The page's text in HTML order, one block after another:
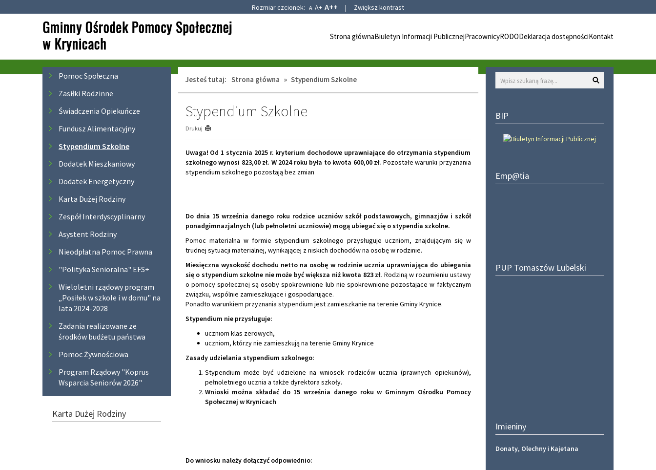
Rozmiar czcionek: A A+ A++ | Zwiększ kontrast
Strona głównaBiuletyn Informacji PublicznejPracownicyRODODeklaracja dostępnościKontakt
MenuPomoc Społeczna
Zasiłki Rodzinne
Świadczenia Opiekuńcze
Fundusz Alimentacyjny
Stypendium Szkolne
Dodatek Mieszkaniowy
Dodatek Energetyczny
Karta Dużej Rodziny
Zespół Interdyscyplinarny
Asystent Rodziny
Nieodpłatna Pomoc Prawna
"Polityka Senioralna" EFS+
Wieloletni rządowy program
„Posiłek w szkole i w domu" na
lata 2024-2028
Zadania realizowane ze
środków budżetu państwa
Pomoc Żywnościowa
Program Rządowy "Koprus
Wsparcia Seniorów 2026"
Karta Dużej Rodziny
Jesteś tutaj: Strona główna » Stypendium Szkolne
Stypendium Szkolne
Drukuj
Uwaga! Od 1 stycznia 2025 r. kryterium dochodowe uprawniające do otrzymania stypendium
szkolnegowynosi 823,00zł. W 2024 roku była to kwota 600,00zł. Pozostałe warunki przyznania
stypendium szkolnego pozostają bez zmian
Do dnia 15 września danego roku rodzice uczniów szkół podstawowych, gimnazjów i szkół
ponadgimnazjalnych (lub pełnoletni uczniowie) mogą ubiegać się o stypendia szkolne.
Pomoc materialna w formie stypendium szkolnego przysługuje uczniom, znajdującym się w
trudnej sytuacji materialnej, wynikającej z niskich dochodów na osobę w rodzinie.
Miesięczna wysokość dochodu netto na osobę w rodzinie ucznia uprawniająca do ubiegania
się o stypendium szkolne nie może być większa niż kwota 823 zł. Rodziną w rozumieniu ustawy
o pomocy społecznej są osoby spokrewnione lub nie spokrewnione pozostające w faktycznym
związku, wspólnie zamieszkujące i gospodarujące.
Ponadto warunkiem przyznania stypendium jest zamieszkanie na terenie Gminy Krynice.
Stypendium nie przysługuje:
uczniom klas zerowych,
uczniom, którzy nie zamieszkują na terenie Gminy Krynice
Zasady udzielania stypendium szkolnego:
Stypendium może być udzielone na wniosek rodziców ucznia (prawnych opiekunów),
pełnoletniego ucznia a także dyrektora szkoły.
Wnioski można składać do 15 września danego roku w Gminnym Ośrodku Pomocy
Społecznej w Krynicach
Do wniosku należy dołączyć odpowiednio:
Wyszukaj
BIP
Emp@tia
PUP Tomaszów Lubelski
Imieniny
Donaty, Olechnyi Kajetana